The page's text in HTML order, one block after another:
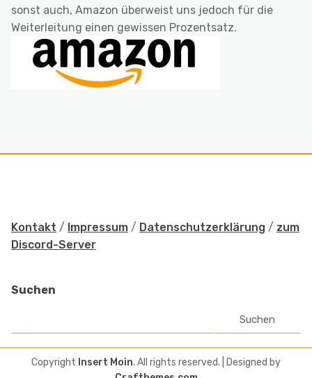
sonst auch, Amazon überweist uns jedoch für die
Weiterleitung einen gewissen Prozentsatz.
Kontakt / Impressum / Datenschutzerklärung / zum
Discord-Server
Suchen
Suchen
Copyright Insert Moin. All rights reserved.
| Designed by